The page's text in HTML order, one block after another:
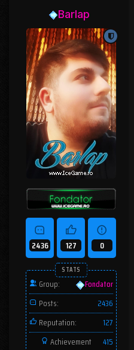
Barlap
2436 127 0
STATS
Group:
Fondator
Posts:
2436
Reputation:
127
Achievement
415